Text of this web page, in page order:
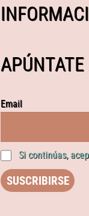
Email
Si continúas,